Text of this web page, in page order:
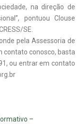
na direção de
pontuou Clouse
SE.
pela Assessoria de
contato conosco, basta
ou entrar em contato
–